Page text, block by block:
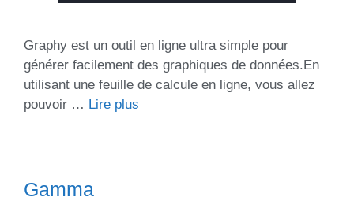
Graphy est un outil en ligne ultra simple pour
générer facilement des graphiques de données.En
utilisant une feuille de calcule en ligne, vous allez
pouvoir … Lire plus
Gamma